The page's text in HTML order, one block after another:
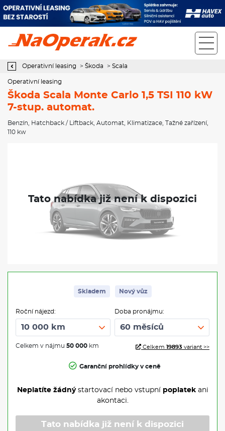
Operativní leasing Škoda Scala Monte Carlo 1,5 TSI 110 kW 7-stup.
Operativní leasing > Škoda > Scala
Operativní leasing
Škoda Scala Monte Carlo 1,5 TSI 110 kW
7-stup. automat.
Benzín Hatchback / Liftback Automat Klimatizace Tažné zařízení,
110 kw
Skladem Nový vůz
Roční nájezd:
Celkem v nájmu 50 000 km
Doba pronájmu:
Celkem 19893 variant >>
Garanční prohlídky v ceně
Neplatíte žádnýstartovací nebo vstupní poplatekani
akontaci.
Tato nabídka již není k dispozici